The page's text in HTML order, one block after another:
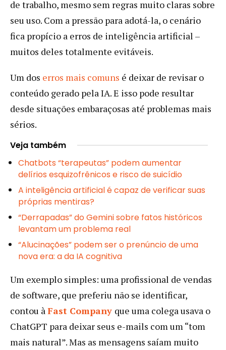
de trabalho, mesmo sem regras muito claras sobre
seu uso. Com a pressão para adotá-la, o cenário
fica propício a erros de inteligência artificial –
muitos deles totalmente evitáveis.
Um dos erros mais comuns é deixar de revisar o
conteúdo gerado pela IA. E isso pode resultar
desde situações embaraçosas até problemas mais
sérios.
Veja também
Chatbots “terapeutas” podem aumentar
delírios esquizofrênicos e risco de suicídio
A inteligência artificial é capaz de verificar suas
próprias mentiras?
“Derrapadas” do Gemini sobre fatos históricos
levantam um problema real
“Alucinações” podem ser o prenúncio de uma
nova era: a da IA cognitiva
Um exemplo simples: uma profissional de vendas
de software, que preferiu não se identificar,
contou àFast Company que uma colega usava o
ChatGPT para deixar seus e-mails com um “tom
mais natural”. Mas as mensagens saíam muito